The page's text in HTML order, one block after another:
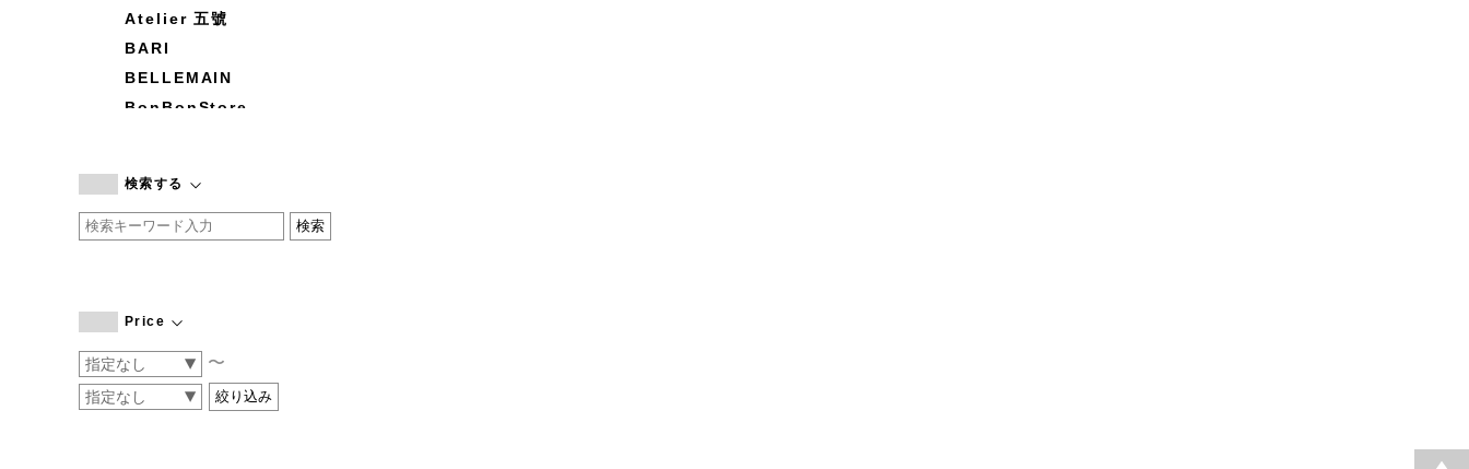
Atelier 五號
BARI
BELLEMAIN
BonBonStore
by basics
CATWORTH
COGTHEBIGSMOKE
CONVERSE
DEAN & DELUCA
検索する
Price
〜